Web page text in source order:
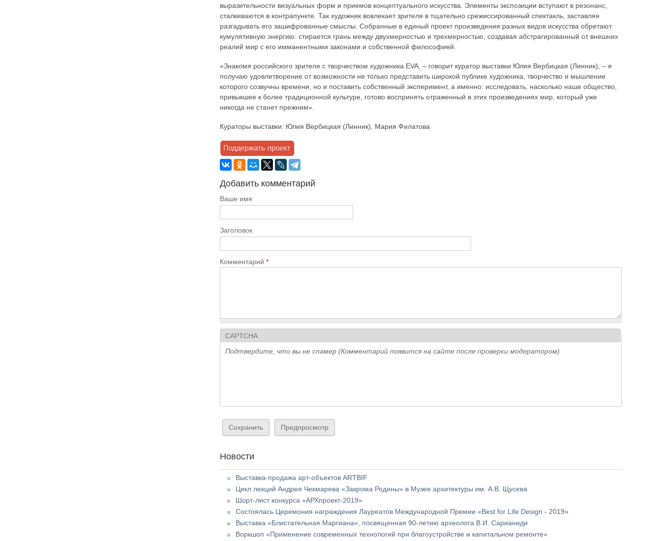
выразительности визуальных форм и приемов концептуального искусства. Элементы экспозиции вступают в резонанс,
сталкиваются в контрапункте. Так художник вовлекает зрителя в тщательно срежиссированный спектакль, заставляя
разгадывать его зашифрованные смыслы. Собранные в единый проект произведения разных видов искусства обретают
кумулятивную энергию: стирается грань между двухмерностью и трехмерностью, создавая абстрагированный от внешних
реалий мир с его имманентными законами и собственной философией.
«Знакомя российского зрителя с творчеством художника EVA, – говорит куратор выставки Юлия Вербицкая (Линник), – я
получаю удовлетворение от возможности не только представить широкой публике художника, творчество и мышление
которого созвучны времени, но и поставить собственный эксперимент, а именно: исследовать, насколько наше общество,
привыкшее к более традиционной культуре, готово воспринять отраженный в этих произведениях мир, который уже
никогда не станет прежним».
Кураторы выставки: Юлия Вербицкая (Линник), Мария Филатова
Добавить комментарий
Ваше имя
Заголовок
Комментарий*
CAPTCHA
Подтвердите, что вы не спамер (Комментарий появится на сайте после проверки модератором)
Новости
Выставка-продажа арт-объектов ARTBIF
Цикл лекций Андрея Чекмарева «Закрома Родины» в Музее архитектуры им. А.В. Щусева
Шорт-лист конкурса «АРХпроект-2019»
Состоялась Церемония награждения Лауреатов Международной Премии «Best for Life Design - 2019»
Выставка «Блистательная Маргиана», посвященная 90-летию археолога В.И. Сарианиди
Воркшоп «Применение современных технологий при благоустройстве и капитальном ремонте»